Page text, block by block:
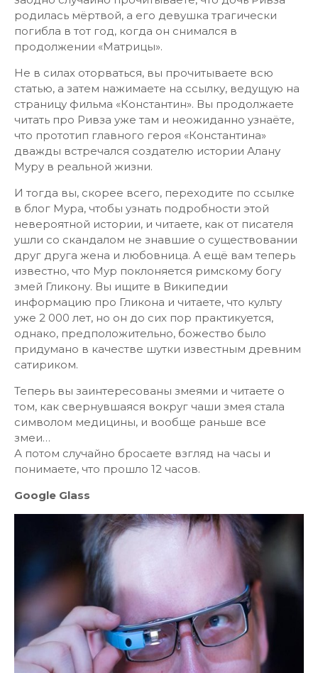
родилась мёртвой, а его девушка трагически
погибла в тот год, когда он снимался в
продолжении «Матрицы».
Не в силах оторваться, вы прочитываете всю
статью, а затем нажимаете на ссылку, ведущую на
страницу фильма «Константин». Вы продолжаете
читать про Ривза уже там и неожиданно узнаёте,
что прототип главного героя «Константина»
дважды встречался создателю истории Алану
Муру в реальной жизни.
И тогда вы, скорее всего, переходите по ссылке
в блог Мура, чтобы узнать подробности этой
невероятной истории, и читаете, как от писателя
ушли со скандалом не знавшие о существовании
друг друга жена и любовница. А ещё вам теперь
известно, что Мур поклоняется римскому богу
змей Гликону. Вы ищите в Википедии
информацию про Гликона и читаете, что культу
уже 2 000 лет, но он до сих пор практикуется,
однако, предположительно, божество было
придумано в качестве шутки известным древним
сатириком.
Теперь вы заинтересованы змеями и читаете о
том, как свернувшаяся вокруг чаши змея стала
символом медицины, и вообще раньше все
змеи…
А потом случайно бросаете взгляд на часы и
понимаете, что прошло 12 часов.
Google Glass